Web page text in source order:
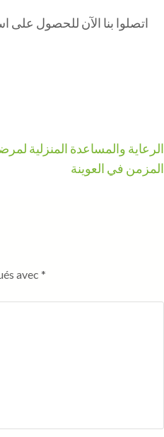
الرعاية والمساعدة المنزلية
المزمن في العوينة
avec *